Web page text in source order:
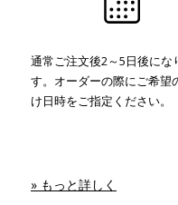
通常ご注文後2～5日後にな
す。オーダーの際にご希望
け日時をご指定ください。
» もっと詳しく